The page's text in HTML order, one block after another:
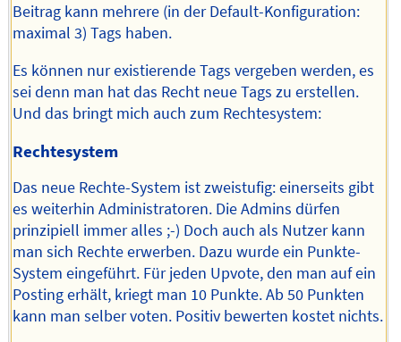
Beitrag kann mehrere (in der Default-Konfiguration:
maximal 3) Tags haben.
Es können nur existierende Tags vergeben werden, es
sei denn man hat das Recht neue Tags zu erstellen.
Und das bringt mich auch zum Rechtesystem:
Rechtesystem
Das neue Rechte-System ist zweistufig: einerseits gibt
es weiterhin Administratoren. Die Admins dürfen
prinzipiell immer alles ;-) Doch auch als Nutzer kann
man sich Rechte erwerben. Dazu wurde ein Punkte-
System eingeführt. Für jeden Upvote, den man auf ein
Posting erhält, kriegt man 10 Punkte. Ab 50 Punkten
kann man selber voten. Positiv bewerten kostet nichts.